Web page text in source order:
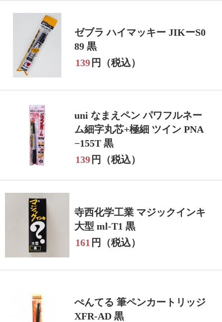
ゼブラ ハイマッキー JIKーS0
89 黒
139 円（税込）
uni なまえペン パワフルネー
ム細字丸芯+極細 ツイン PNA
−155T 黒
139 円（税込）
寺西化学工業 マジックインキ
大型 ml-T1 黒
161 円（税込）
ぺんてる 筆ペンカートリッジ
XFR-AD 黒